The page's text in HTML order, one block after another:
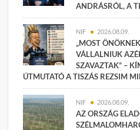
ANDRÁSRÓL, A
NIF 2026.08.09.
„MOST
VÁLLALNIUK
SZAVAZTAK” –
ÚTMUTATÓ A TISZÁS REZSIM
NIF 2026.08.09.
AZ ORSZÁG